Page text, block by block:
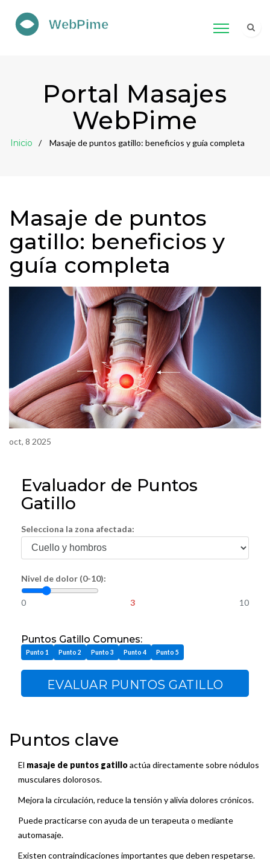
Portal Masajes
WebPime
Inicio Masaje de puntos gatillo: beneficios y guía completa
Masaje de puntos
gatillo: beneficios y
guía completa
oct, 8 2025
Evaluador de Puntos
Gatillo
Selecciona la zona afectada:
Nivel de dolor (0-10):
0 3 10
Puntos Gatillo Comunes:
Punto 1 Punto 2 Punto 3 Punto 4 Punto 5
EVALUAR PUNTOS GATILLO
Puntos clave
El masaje de puntos gatilloactúa directamente sobre nódulos
musculares dolorosos.
Mejora la circulación, reduce la tensión y alivia dolores crónicos.
Puede practicarse con ayuda de un terapeuta o mediante
automasaje.
Existen contraindicaciones importantes que deben respetarse.